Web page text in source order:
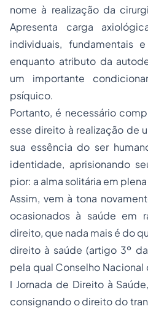
nome à realização da
Apresenta carga
individuais, fundamentais
enquanto atributo da
um importante
psíquico.
Portanto, é necessário
esse direito à realização de
sua essência do ser
identidade, aprisionando
pior: a alma solitária em
Assim, vem à tona
ocasionados à saúde em
direito, que nada mais é do
direito à saúde (artigo 3º
pela qual Conselho Nacional
I Jornada de Direito à
consignando o direito do